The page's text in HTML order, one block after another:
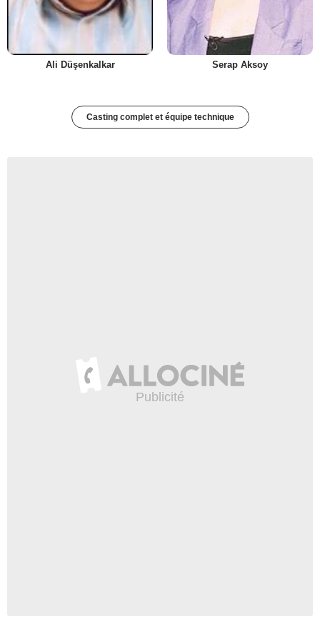
Ali Düşenkalkar Serap Aksoy
Casting complet et équipe technique